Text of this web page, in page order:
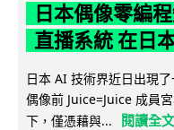
日本偶像零編
直播系統 在日
日本 AI 技術界近日出現
偶像前 Juice=Juice 成員
下，僅憑藉與...
閱讀全文